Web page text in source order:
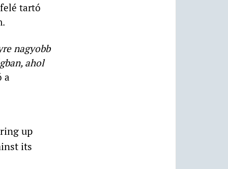
tartó
nagyobb
ahol
a
up
its